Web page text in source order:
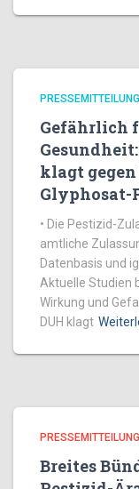
Gefährlich
klagt
Glyphosat-
• Die Pestizid-
amtliche
Datenbasis und
Aktuelle Studien
Wirkung und
DUH klagt
Breites